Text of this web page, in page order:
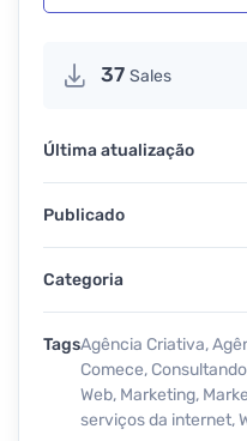
37 Sales
Última atualização
Publicado
Categoria
TagsAgência Criativa,
Comece, Consultando
Web, Marketing,
serviços da internet,